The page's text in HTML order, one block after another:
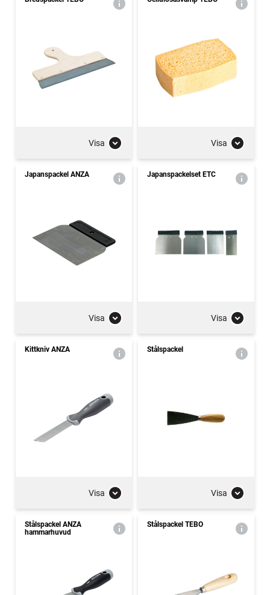
Visa Visa
Japanspackel ANZA
Visa
Japanspackelset ETC
Visa
Kittkniv ANZA
Visa
Stålspackel
Visa
Stålspackel ANZA
hammarhuvud
Stålspackel TEBO